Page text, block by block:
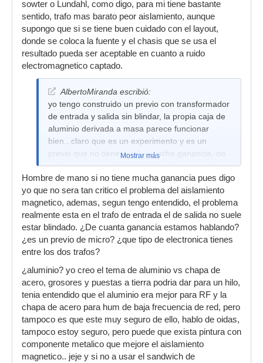
sowter o Lundahl, como digo, para mi tiene bastante
sentido, trafo mas barato peor aislamiento, aunque
supongo que si se tiene buen cuidado con el layout,
donde se coloca la fuente y el chasis que se usa el
resultado pueda ser aceptable en cuanto a ruido
electromagnetico captado.
AlbertoMiranda escribió:
yo tengo construido un previo con transformador
de entrada y salida sin blindar, la propia caja de
aluminio derivada a masa parece funcionar
bien...claro que es un experimento y es un
previo que no tiene mucha mucha ganancia, no
me he puesto todavía a analizarlo, pero no tiene
hum por lo menos audible, pero tampoco lo he
puesto a prueba poniéndolo cerca de otros
equipos.
Mostrar más
Hombre de mano si no tiene mucha ganancia pues digo
yo que no sera tan critico el problema del aislamiento
magnetico, ademas, segun tengo entendido, el problema
realmente esta en el trafo de entrada el de salida no suele
estar blindado. ¿De cuanta ganancia estamos hablando?
¿es un previo de micro? ¿que tipo de electronica tienes
entre los dos trafos?
¿aluminio? yo creo el tema de aluminio vs chapa de
acero, grosores y puestas a tierra podria dar para un hilo,
tenia entendido que el aluminio era mejor para RF y la
chapa de acero para hum de baja frecuencia de red, pero
tampoco es que este muy seguro de ello, hablo de oidas,
tampoco estoy seguro, pero puede que exista pintura con
componente metalico que mejore el aislamiento
magnetico.. jeje y si no a usar el sandwich de